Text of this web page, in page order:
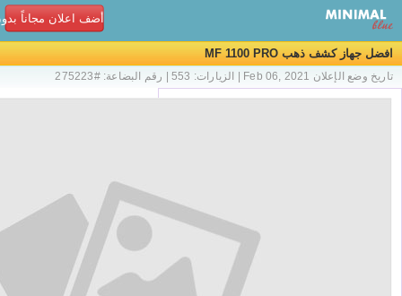
أضف اعلان مجاناً
افضل جهاز كشف ذهب MF 1100 PRO
تاريخ وضع الإعلان Feb 06, 2021 | الزيارات: 553 | رقم البضاعة: #275223